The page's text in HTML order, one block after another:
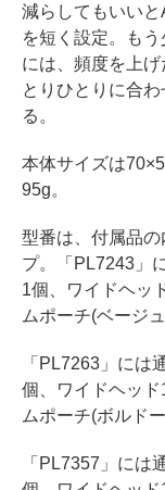
減らしてもいい
を短く設定。も
には、頻度を上
とりひとりに合
る。
本体サイズは
95g。
型番は、付属品
プ。「PL7243」
1個、ワイドヘッ
ムポーチ(ベージ
「PL7263」には
個、ワイドヘッ
ムポーチ(ボルド
「PL7357」には